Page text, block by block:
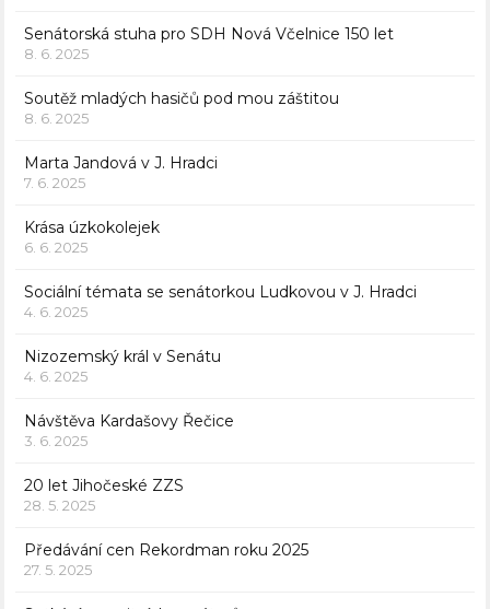
Senátorská stuha pro SDH Nová Včelnice 150 let
8. 6. 2025
Soutěž mladých hasičů pod mou záštitou
8. 6. 2025
Marta Jandová v J. Hradci
7. 6. 2025
Krása úzkokolejek
6. 6. 2025
Sociální témata se senátorkou Ludkovou v J. Hradci
4. 6. 2025
Nizozemský král v Senátu
4. 6. 2025
Návštěva Kardašovy Řečice
3. 6. 2025
20 let Jihočeské ZZS
28. 5. 2025
Předávání cen Rekordman roku 2025
27. 5. 2025